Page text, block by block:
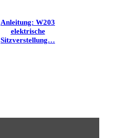
Anleitung: W203
elektrische
Sitzverstellung…